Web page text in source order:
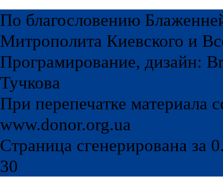
По благословению
Митрополита Киевского и
Програмирование, дизайн:
Тучкова
При перепечатке материала
www.donor.org.ua
Страница сгенерирована за
30